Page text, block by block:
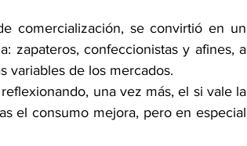
comercialización, se convirtió en un
zapateros, confeccionistas y afines, a
variables de los mercados.
una vez más, el si vale la
el consumo mejora, pero en especial